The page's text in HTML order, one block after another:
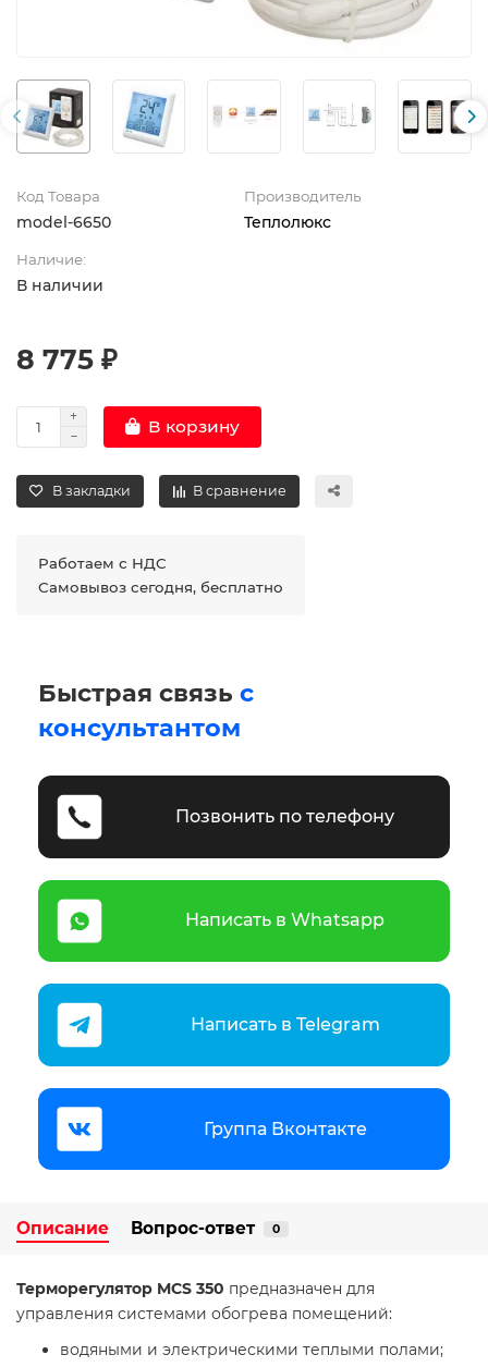
Код Товара
model-6650
Производитель
Теплолюкс
Наличие:
В наличии
8 775 ₽
В корзину
В закладки В сравнение
Работаем с НДС
Самовывоз сегодня, бесплатно
Быстрая связь с
консультантом
Позвонить по телефону
Написать в Whatsapp
Написать в Telegram
Группа Вконтакте
Описание Вопрос-ответ 0
Терморегулятор MCS 350 предназначен для
управления системами обогрева помещений:
водяными и электрическими теплыми полами;